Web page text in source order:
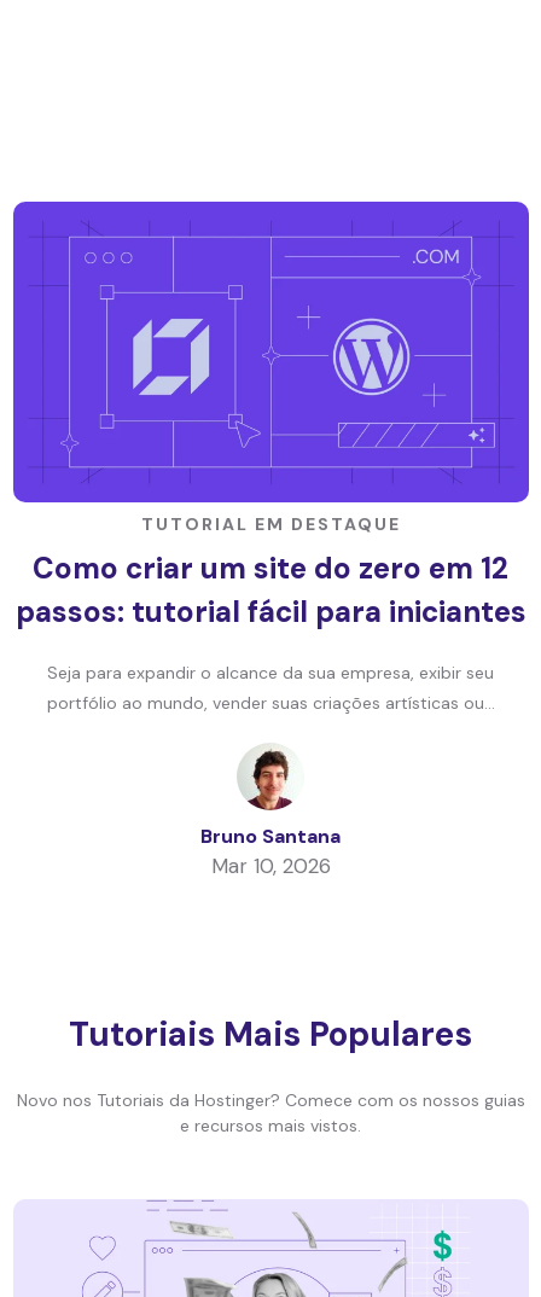
TUTORIAL EM DESTAQUE
Como criar um site do zero em 12
passos: tutorial fácil para iniciantes
Seja para expandir o alcance da sua empresa, exibir seu
portfólio ao mundo, vender suas criações artísticas ou...
Bruno Santana
Mar 10, 2026
Tutoriais Mais Populares
Novo nos Tutoriais da Hostinger? Comece com os nossos guias
e recursos mais vistos.